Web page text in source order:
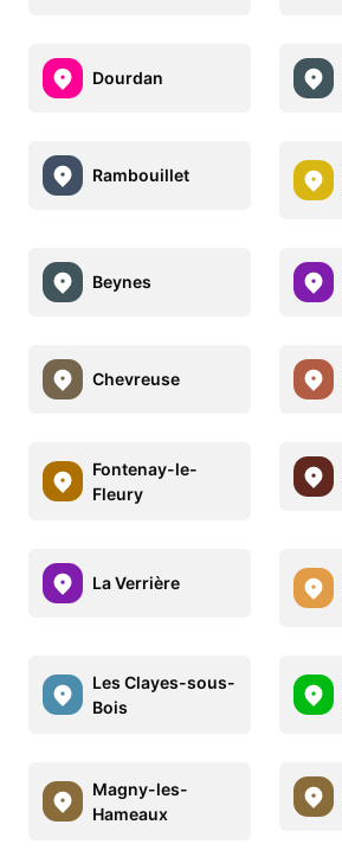
Dourdan
Rambouillet
Beynes
Chevreuse
Fontenay-le-
Fleury
La Verrière
Les Clayes-sous-
Bois
Magny-les-
Hameaux